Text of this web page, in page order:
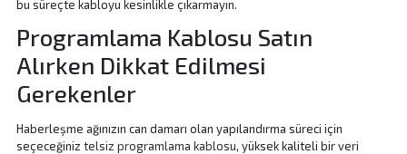
bu süreçte kabloyu kesinlikle çıkarmayın.
Programlama Kablosu Satın
Alırken Dikkat Edilmesi
Gerekenler
Haberleşme ağınızın can damarı olan yapılandırma süreci için
seçeceğiniztelsiz programlama kablosu, yüksek kaliteli bir veri